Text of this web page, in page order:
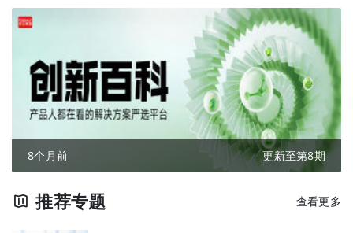
8个月前 更新至第8期
推荐专题 查看更多